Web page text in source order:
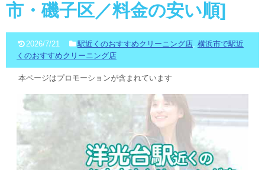
市・磯子区／料金の安い順]
2026/7/21 駅近くのおすすめクリーニング店, 横浜市で駅近
くのおすすめクリーニング店
本ページはプロモーションが含まれています